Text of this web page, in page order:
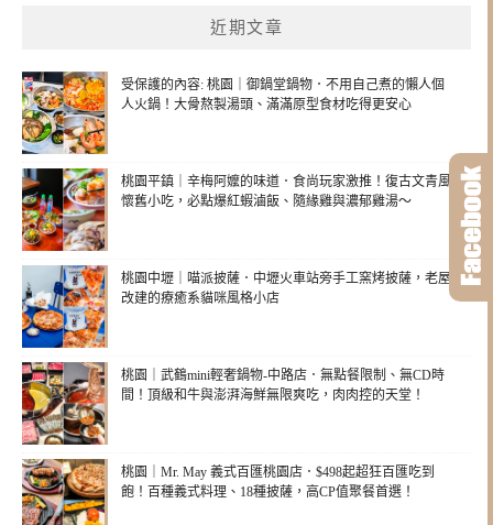
近期文章
受保護的內容: 桃園｜御鍋堂鍋物．不用自己煮的懶人個
人火鍋！大骨熬製湯頭、滿滿原型食材吃得更安心
桃園平鎮｜辛梅阿嬤的味道．食尚玩家激推！復古文青風
懷舊小吃，必點爆紅蝦滷飯、隨緣雞與濃郁雞湯～
桃園中壢｜喵派披薩．中壢火車站旁手工窯烤披薩，老屋
改建的療癒系貓咪風格小店
桃園｜武鶴mini輕奢鍋物-中路店．無點餐限制、無CD時
間！頂級和牛與澎湃海鮮無限爽吃，肉肉控的天堂！
桃園｜Mr. May 義式百匯桃園店．$498起超狂百匯吃到
飽！百種義式料理、18種披薩，高CP值聚餐首選！